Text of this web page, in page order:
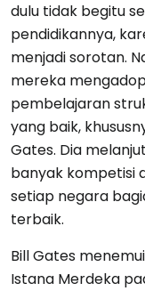
dulu tidak begitu
pendidikannya,
menjadi sorotan.
mereka
pembelajaran
yang baik,
Gates. Dia
banyak kompetisi
setiap negara
terbaik.
Bill Gates
Istana Merdeka